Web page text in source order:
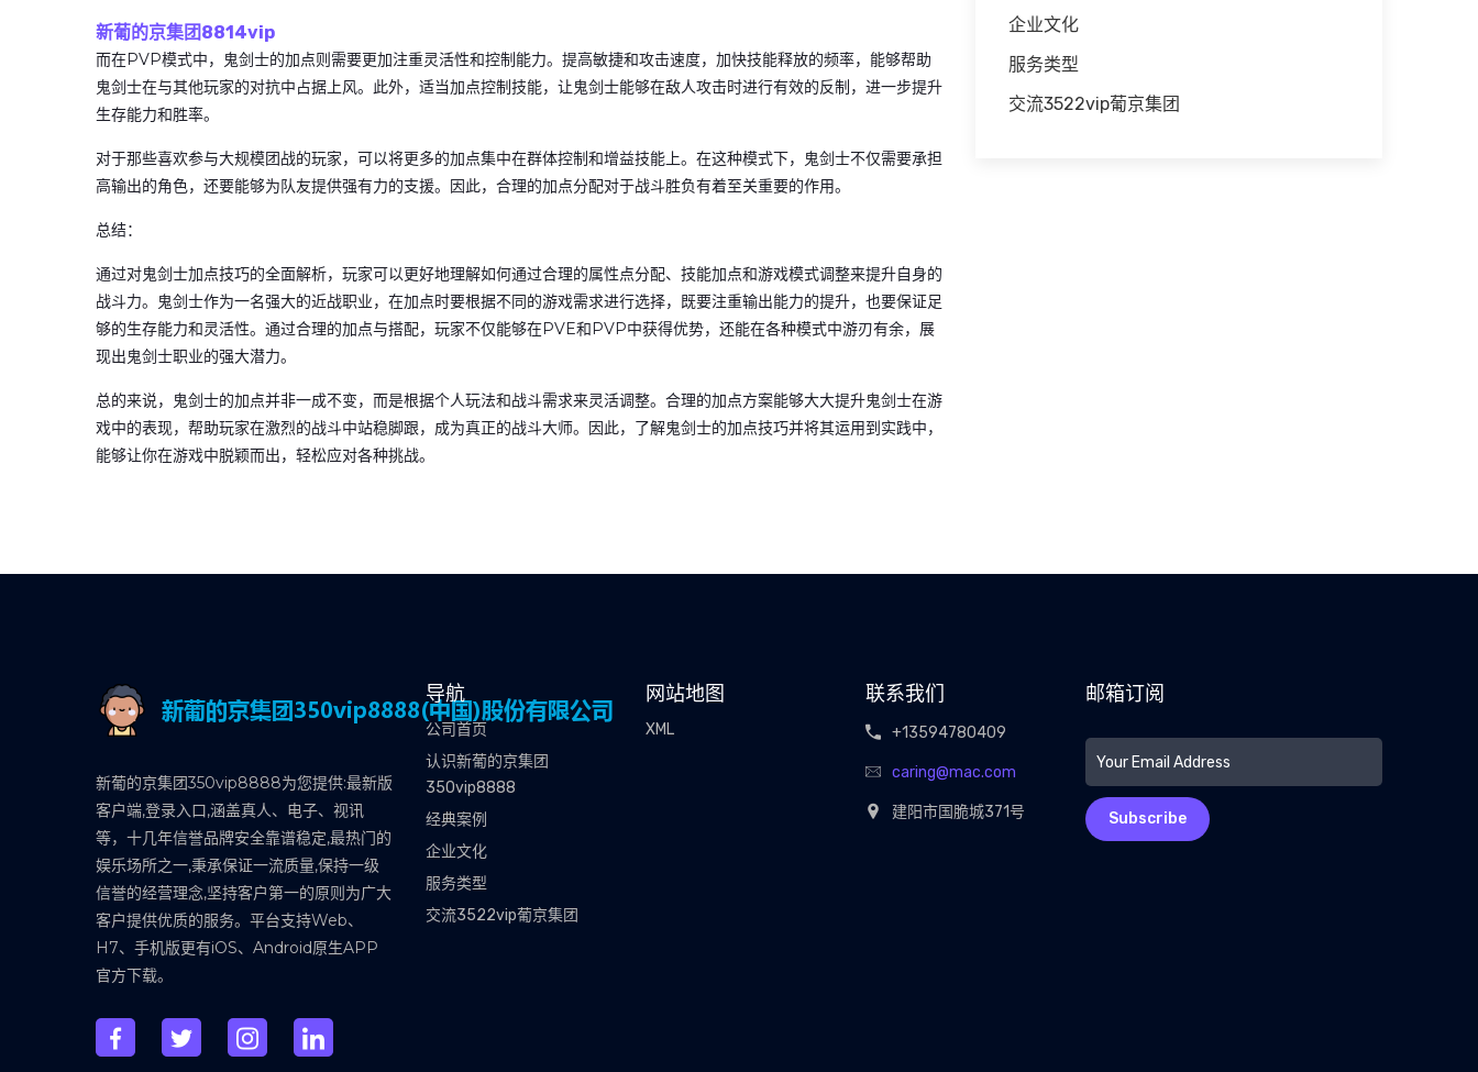
新葡的京集团8814vip
而在PVP模式中，鬼剑士的加点则需要更加注重灵活性和控制能力。提高敏捷和攻击速度，加快技能释放的频率，能够帮助
鬼剑士在与其他玩家的对抗中占据上风。此外，适当加点控制技能，让鬼剑士能够在敌人攻击时进行有效的反制，进一步提升
生存能力和胜率。
对于那些喜欢参与大规模团战的玩家，可以将更多的加点集中在群体控制和增益技能上。在这种模式下，鬼剑士不仅需要承担
高输出的角色，还要能够为队友提供强有力的支援。因此，合理的加点分配对于战斗胜负有着至关重要的作用。
总结：
通过对鬼剑士加点技巧的全面解析，玩家可以更好地理解如何通过合理的属性点分配、技能加点和游戏模式调整来提升自身的
战斗力。鬼剑士作为一名强大的近战职业，在加点时要根据不同的游戏需求进行选择，既要注重输出能力的提升，也要保证足
够的生存能力和灵活性。通过合理的加点与搭配，玩家不仅能够在PVE和PVP中获得优势，还能在各种模式中游刃有余，展
现出鬼剑士职业的强大潜力。
总的来说，鬼剑士的加点并非一成不变，而是根据个人玩法和战斗需求来灵活调整。合理的加点方案能够大大提升鬼剑士在游
戏中的表现，帮助玩家在激烈的战斗中站稳脚跟，成为真正的战斗大师。因此，了解鬼剑士的加点技巧并将其运用到实践中，
能够让你在游戏中脱颖而出，轻松应对各种挑战。
企业文化
服务类型
交流3522vip葡京集团
新葡的京集团350vip8888为您提供:最新版
客户端,登录入口,涵盖真人、电子、视讯
等，十几年信誉品牌安全靠谱稳定,最热门的
娱乐场所之一,秉承保证一流质量,保持一级
信誉的经营理念,坚持客户第一的原则为广大
客户提供优质的服务。平台支持Web、
H7、手机版更有iOS、Android原生APP
官方下载。
导航
公司首页
认识新葡的京集团
350vip8888
经典案例
企业文化
服务类型
交流3522vip葡京集团
网站地图
XML
联系我们
+13594780409
caring@mac.com
建阳市国脆城371号
邮箱订阅
Subscribe